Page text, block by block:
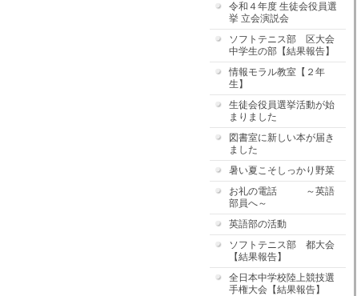
令和４年度 生徒会役員選
挙 立会演説会
ソフトテニス部 区大会
中学生の部【結果報告】
情報モラル教室【２年
生】
生徒会役員選挙活動が始
まりました
図書室に新しい本が届き
ました
暑い夏こそしっかり野菜
お礼の電話 ～英語
部員へ～
英語部の活動
ソフトテニス部 都大会
【結果報告】
全日本中学校陸上競技選
手権大会【結果報告】